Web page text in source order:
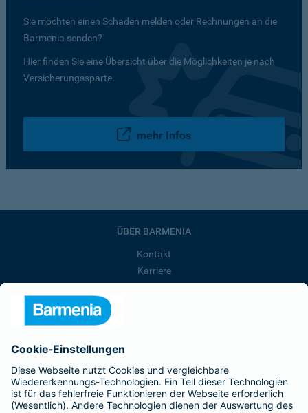
Sie möchten einen Schaden melden oder Rechnungen an die
Barmenia senden?
Hier finden Sie eine Übersicht über die Möglichkeiten je nach
Versicherungssparte.
mehr Infos
ÜBER BARMENIA
Kontakt
Karriere
Barmenia ist Teil der BarmeniaGothaer
BELIEBTE SEITEN
Kranken-Zusatzversicherung